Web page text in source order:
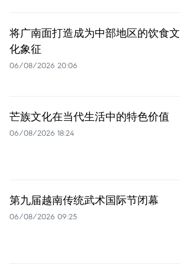
将广南面打造成为中部地区的饮食文
化象征
06/08/2026 20:06
芒族文化在当代生活中的特色价值
06/08/2026 18:24
第九届越南传统武术国际节闭幕
06/08/2026 09:25